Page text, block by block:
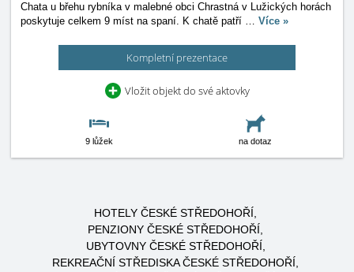
Chata u břehu rybníka v malebné obci Chrastná v Lužických horách
poskytuje celkem 9 míst na spaní. K chatě patří … Více »
Kompletní prezentace
Vložit objekt do své aktovky
9 lůžek na dotaz
HOTELY ČESKÉ STŘEDOHOŘÍ
PENZIONY ČESKÉ STŘEDOHOŘÍ
UBYTOVNY ČESKÉ STŘEDOHOŘÍ
REKREAČNÍ STŘEDISKA ČESKÉ STŘEDOHOŘÍ